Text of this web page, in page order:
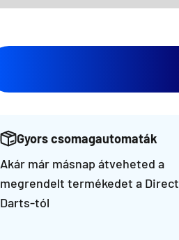
Gyors csomagautomaták
Akár már másnap átveheted a
megrendelt termékedet a Direct
Darts-tól